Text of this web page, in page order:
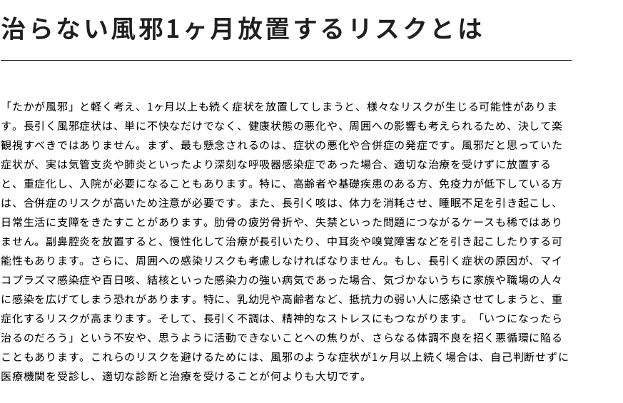
治らない風邪1ヶ月放置するリスクとは
「たかが風邪」と軽く考え、1ヶ月以上も続く症状を放置してしまうと、様々なリスクが生じる可能性がありま
す。長引く風邪症状は、単に不快なだけでなく、健康状態の悪化や、周囲への影響も考えられるため、決して楽
観視すべきではありません。まず、最も懸念されるのは、症状の悪化や合併症の発症です。風邪だと思っていた
症状が、実は気管支炎や肺炎といったより深刻な呼吸器感染症であった場合、適切な治療を受けずに放置する
と、重症化し、入院が必要になることもあります。特に、高齢者や基礎疾患のある方、免疫力が低下している方
は、合併症のリスクが高いため注意が必要です。また、長引く咳は、体力を消耗させ、睡眠不足を引き起こし、
日常生活に支障をきたすことがあります。肋骨の疲労骨折や、失禁といった問題につながるケースも稀ではあり
ません。副鼻腔炎を放置すると、慢性化して治療が長引いたり、中耳炎や嗅覚障害などを引き起こしたりする可
能性もあります。さらに、周囲への感染リスクも考慮しなければなりません。もし、長引く症状の原因が、マイ
コプラズマ感染症や百日咳、結核といった感染力の強い病気であった場合、気づかないうちに家族や職場の人々
に感染を広げてしまう恐れがあります。特に、乳幼児や高齢者など、抵抗力の弱い人に感染させてしまうと、重
症化するリスクが高まります。そして、長引く不調は、精神的なストレスにもつながります。「いつになったら
治るのだろう」という不安や、思うように活動できないことへの焦りが、さらなる体調不良を招く悪循環に陥る
こともあります。これらのリスクを避けるためには、風邪のような症状が1ヶ月以上続く場合は、自己判断せずに
医療機関を受診し、適切な診断と治療を受けることが何よりも大切です。